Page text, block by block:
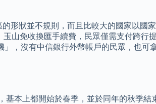
狀並不規則，而且比較大的國家以國
山免收換匯手續費，民眾僅需支付跨行
，沒有中信銀行外幣帳戶的民眾，也
本上都開始於春季，並於同年的秋季結